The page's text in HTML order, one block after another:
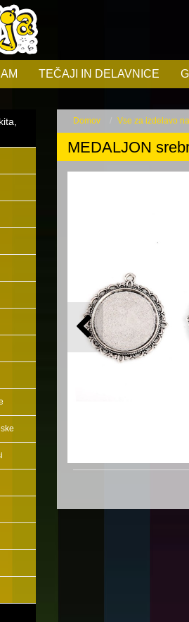
TEČAJI IN DELAVNICE
Domov Vse za izdelavo
MEDALJON